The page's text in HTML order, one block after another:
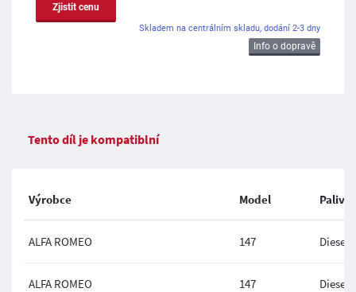
Zjistit cenu
Skladem na centrálním skladu, dodání 2-3 dny
Info o dopravě
Tento díl je kompatiblní
Výrobce Model Palivo
ALFA ROMEO 147 Diesel
ALFA ROMEO 147 Diesel